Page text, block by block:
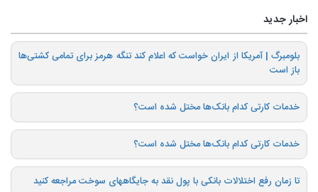
اخبار جدید
بلومبرگ | آمریکا از ایران خواست که اعلام کند تنگه هرمز برای تمامی کشتی‌ها
باز است
خدمات کارتی کدام بانک‌ها مختل شده است؟
خدمات کارتی کدام بانک‌ها مختل شده است؟
تا زمان رفع اختلالات بانکی با پول نقد به جایگاههای سوخت مراجعه کنید